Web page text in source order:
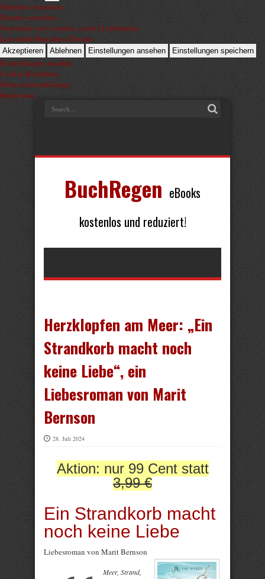
Optionen verwalten
Dienste verwalten
Verwalten von {vendor_count}-Lieferanten
Lese mehr über diese Zwecke
Akzeptieren Ablehnen Einstellungen ansehen Einstellungen speichern
Einstellungen ansehen
Cookie-Richtlinie
Datenschutzerklärung
Impressum
BuchRegen eBooks
kostenlos und reduziert!
Herzklopfen am Meer: „Ein
Strandkorb macht noch
keine Liebe“, ein
Liebesroman von Marit
Bernson
28. Juli 2024
Aktion: nur 99 Cent statt
3,99 €
Ein Strandkorb macht
noch keine Liebe
Liebesroman von Marit Bernson
Meer, Strand,